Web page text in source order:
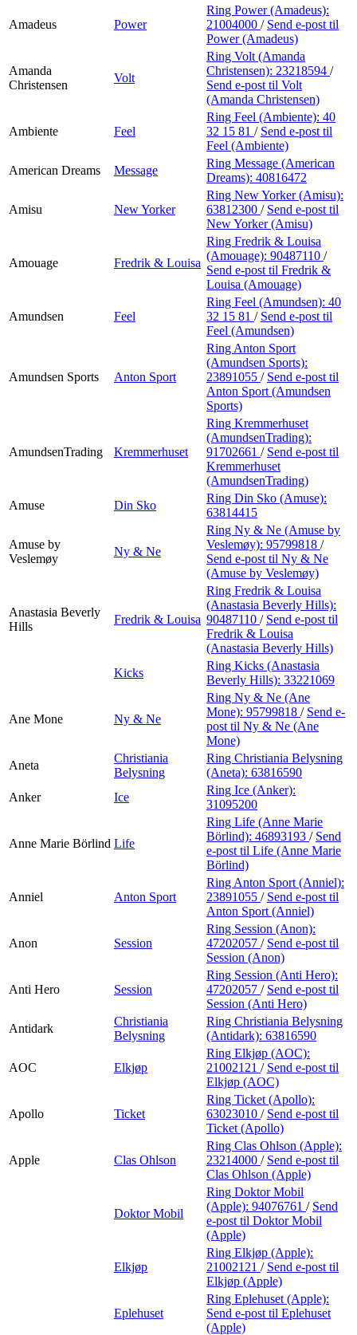
Amadeus Power
Ring Power (Amadeus):
21004000 / Send e-post til
Power (Amadeus)
Amanda
Christensen
Volt
Ring Volt (Amanda
Christensen): 23218594 /
Send e-post til Volt
(Amanda Christensen)
Ambiente Feel
Ring Feel (Ambiente): 40
32 15 81 / Send e-post til
Feel (Ambiente)
American Dreams
Message
Ring Message (American
Dreams): 40816472
Amisu New Yorker
Ring New Yorker (Amisu):
63812300 / Send e-post til
New Yorker (Amisu)
Amouage Fredrik & Louisa
Ring Fredrik & Louisa
(Amouage): 90487110 /
Send e-post til Fredrik &
Louisa (Amouage)
Amundsen Feel
Ring Feel (Amundsen): 40
32 15 81 / Send e-post til
Feel (Amundsen)
Amundsen Sports Anton Sport
Ring Anton Sport
(Amundsen Sports):
23891055 / Send e-post til
Anton Sport (Amundsen
Sports)
AmundsenTrading Kremmerhuset
Ring Kremmerhuset
(AmundsenTrading):
91702661 / Send e-post til
Kremmerhuset
(AmundsenTrading)
Amuse
Din Sko
Ring Din Sko (Amuse):
63814415
Amuse by
Veslemøy
Ny & Ne
Ring Ny & Ne (Amuse by
Veslemøy): 95799818 /
Send e-post til Ny & Ne
(Amuse by Veslemøy)
Anastasia Beverly
Hills
Fredrik & Louisa
Ring Fredrik & Louisa
(Anastasia Beverly Hills):
90487110 / Send e-post til
Fredrik & Louisa
(Anastasia Beverly Hills)
Kicks
Ring Kicks (Anastasia
Beverly Hills): 33221069
Ane Mone Ny & Ne
Ring Ny & Ne (Ane
Mone): 95799818 / Send e-
post til Ny & Ne (Ane
Mone)
Aneta
Christiania
Belysning
Ring Christiania Belysning
(Aneta): 63816590
Anker
Ice
Ring Ice (Anker):
31095200
Anne Marie Börlind Life
Ring Life (Anne Marie
Börlind): 46893193 / Send
e-post til Life (Anne Marie
Börlind)
Anniel Anton Sport
Ring Anton Sport (Anniel):
23891055 / Send e-post til
Anton Sport (Anniel)
Anon Session
Ring Session (Anon):
47202057 / Send e-post til
Session (Anon)
Anti Hero Session
Ring Session (Anti Hero):
47202057 / Send e-post til
Session (Anti Hero)
Antidark
Christiania
Belysning
Ring Christiania Belysning
(Antidark): 63816590
AOC Elkjøp
Ring Elkjøp (AOC):
21002121 / Send e-post til
Elkjøp (AOC)
Apollo Ticket
Ring Ticket (Apollo):
63023010 / Send e-post til
Ticket (Apollo)
Apple Clas Ohlson
Ring Clas Ohlson (Apple):
23214000 / Send e-post til
Clas Ohlson (Apple)
Doktor Mobil
Ring Doktor Mobil
(Apple): 94076761 / Send
e-post til Doktor Mobil
(Apple)
Elkjøp
Ring Elkjøp (Apple):
21002121 / Send e-post til
Elkjøp (Apple)
Eplehuset
Ring Eplehuset (Apple):
Send e-post til Eplehuset
(Apple)